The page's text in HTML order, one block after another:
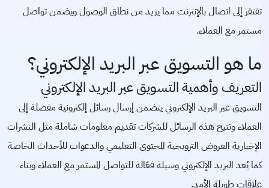
تفتقر إلى اتصال بالإنترنت مما يزيد من نطاق الوصول ويضمن تواصل
مستمر مع العملاء.
ما هو التسويق عبر البريد الإلكتروني؟
التعريف وأهمية التسويق عبر البريد الإلكتروني
التسويق عبر البريد الإلكتروني يتضمن إرسال رسائل إلكترونية مفصلة إلى
العملاء وتتيح هذه الرسائل للشركات تقديم معلومات شاملة مثل النشرات
الإخبارية العروض الترويجية المحتوى التعليمي والدعوات للأحداث الخاصة
كما يُعد البريد الإلكتروني وسيلة فعّالة للتواصل المستمر مع العملاء وبناء
علاقات طويلة الأمد.